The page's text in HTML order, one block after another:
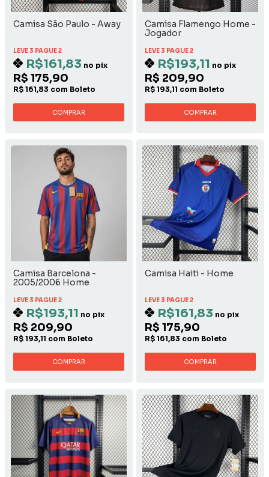
Camisa São Paulo - Away
LEVE 3 PAGUE 2
R$161,83 no pix
R$ 175,90
R$ 161,83 com Boleto
COMPRAR
Camisa Flamengo Home -
Jogador
LEVE 3 PAGUE 2
R$193,11 no pix
R$ 209,90
R$ 193,11 com Boleto
COMPRAR
Camisa Barcelona -
2005/2006 Home
LEVE 3 PAGUE 2
R$193,11 no pix
R$ 209,90
R$ 193,11 com Boleto
COMPRAR
Camisa Haiti - Home
LEVE 3 PAGUE 2
R$161,83 no pix
R$ 175,90
R$ 161,83 com Boleto
COMPRAR